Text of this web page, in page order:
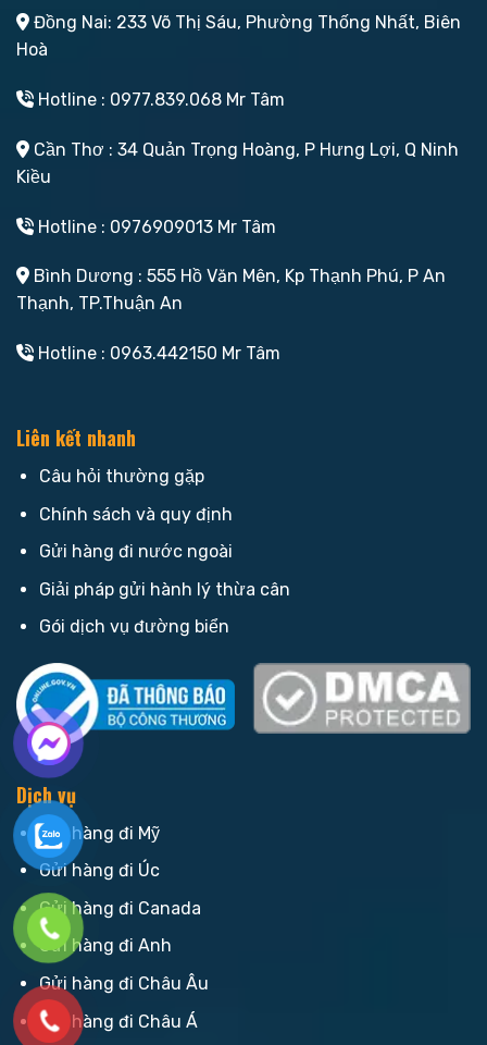
Đồng Nai: 233 Võ Thị Sáu, Phường Thống Nhất, Biên
Hoà
Hotline : 0977.839.068 Mr Tâm
Cần Thơ : 34 Quản Trọng Hoàng, P Hưng Lợi, Q Ninh
Kiều
Hotline : 0976909013 Mr Tâm
Bình Dương : 555 Hồ Văn Mên, Kp Thạnh Phú, P An
Thạnh, TP.Thuận An
Hotline : 0963.442150 Mr Tâm
Liên kết nhanh
Câu hỏi thường gặp
Chính sách và quy định
Gửi hàng đi nước ngoài
Giải pháp gửi hành lý thừa cân
Gói dịch vụ đường biển
Dịch vụ
Gửi hàng đi Mỹ
Gửi hàng đi Úc
Gửi hàng đi Canada
Gửi hàng đi Anh
Gửi hàng đi Châu Âu
Gửi hàng đi Châu Á